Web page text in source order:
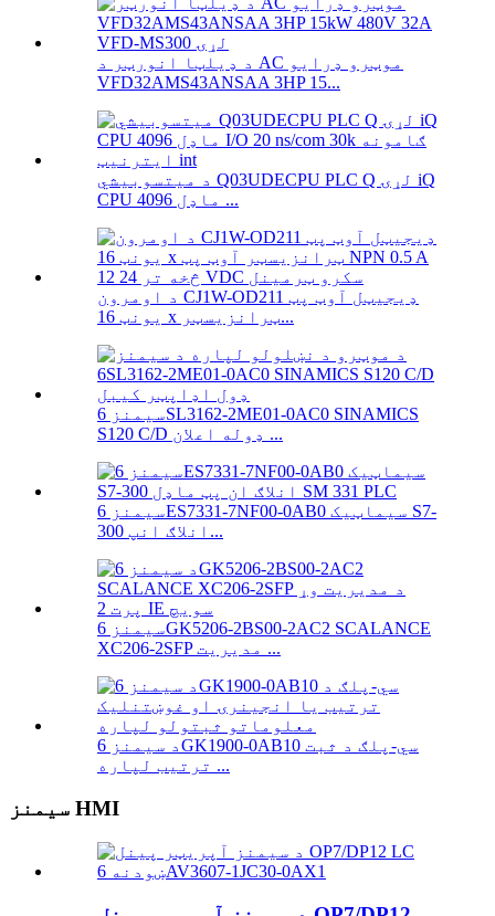
د ډیلټا انورټر د AC موټرو ډرایو
VFD32AMS43ANSAA 3HP 15...
د میتسوبیشي Q03UDECPU PLC Q لړۍ iQ
CPU ماډل 4096 ...
د اومرون CJ1W-OD211 ډیجیټل آوټ پټ
یونټ 16 x ټرانزیسټر...
سیمنز 6SL3162-2ME01-0AC0 SINAMICS
S120 C/D ډوله اعلان ...
سیمنز 6ES7331-7NF00-0AB0 سیماټیک S7-
300 انلاګ انپ...
سیمنز 6GK5206-2BS00-2AC2 SCALANCE
XC206-2SFP مدیریت ...
د سیمنز 6GK1900-0AB10 سي-پلګ د ثبت
ترتیب لپاره ...
سیمنز HMI